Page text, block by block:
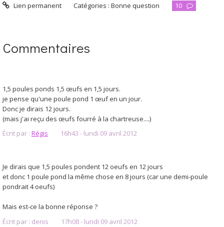
Lien permanent Catégories :Bonne question 10
Commentaires
1,5 poules ponds 1,5 œufs en 1,5 jours.
je pense qu'une poule pond 1 œuf en un jour.
Donc je dirais 12 jours.
(mais j'ai reçu des œufs fourré à la chartreuse....)
Écrit par : Régis 16h43 - lundi 09 avril 2012
Je dirais que 1,5 poules pondent 12 oeufs en 12 jours
et donc 1 poule pond la même chose en 8 jours (car une demi-poule
pondrait 4 oeufs)
Mais est-ce la bonne réponse ?
Écrit par : denis 17h08- lundi 09 avril 2012